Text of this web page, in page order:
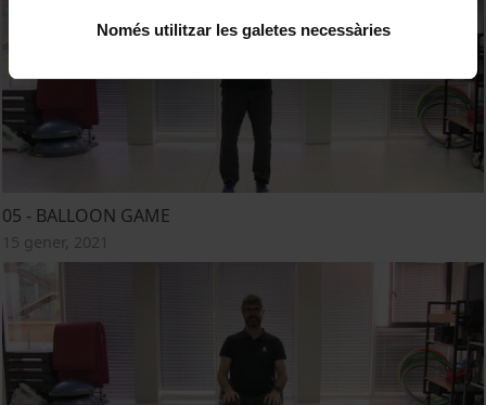
Només utilitzar les galetes necessàries
05 - BALLOON GAME
15 gener, 2021